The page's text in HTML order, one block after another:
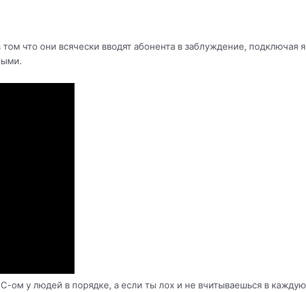
что они всячески вводят абонента в заблуждение, подключая
ом у людей в порядке, а если ты лох и не вчитываешься в каждую